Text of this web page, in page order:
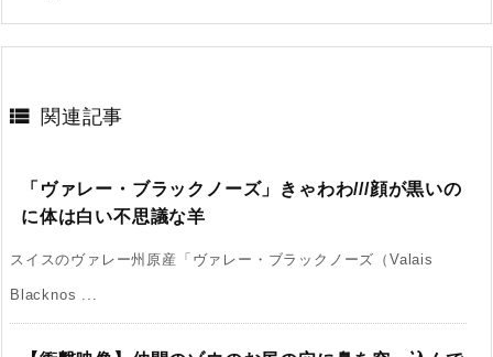
 関連記事
「ヴァレー・ブラックノーズ」きゃわわ///顔が黒いの
に体は白い不思議な羊
スイスのヴァレー州原産「ヴァレー・ブラックノーズ（Valais
Blacknos ...